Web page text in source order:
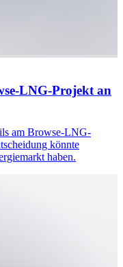
LNG-Projekt an
am Browse-LNG-
könnte
haben.